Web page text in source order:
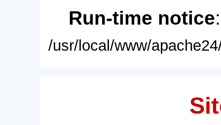
Run-time notice
/usr/local/www/